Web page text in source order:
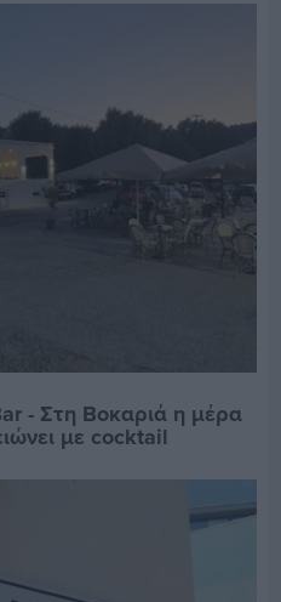
- Στη Βοκαριά η μέρα
με cocktail